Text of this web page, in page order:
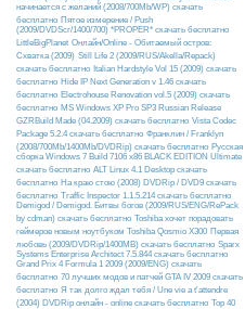
начинается с желаний (2008/700Mb/WP) скачать
бесплатно Пятое измерение / Push
(2009/DVDScr/1400/700) *PROPER* скачать бесплатно
LittleBigPlanet Онлайн/Online - Обитаемый остров:
Схватка (2009) Still Life 2 (2009/RUS/Akella/Repack)
скачать бесплатно Italian Hardstyle Vol 15 (2009) скачать
бесплатно Hide IP Next Generation v 1.46 скачать
бесплатно Electrohouse Renovation vol.5 (2009) скачать
бесплатно MS Windows XP Pro SP3 Russian Release
GZRBuild Made (04.2009) скачать бесплатно Vista Codec
Package 5.2.4 скачать бесплатно Франклин / Franklyn
(2008/700Mb/1400Mb/DVDRip) скачать бесплатно Русcкая
сборка Windows 7 Build 7106 x86 BLACK EDITION Ultimate
скачать бесплатно ALT Linux 4.1 Desktop скачать
бесплатно На краю стою (2008) DVDRip / DVD9 скачать
бесплатно Traffic Inspector 1.1.5.214 скачать бесплатно
Demigod / Demigod. Битвы богов (2009/RUS/ENG/RePack
by cdman) скачать бесплатно Toshiba хочет порадовать
геймеров новым ноутбуком Toshiba Qosmio X300 Первая
любовь (2009/DVDRip/1400MB) скачать бесплатно Sparx
Systems Enterprise Architect 7.5.844 скачать бесплатно
Grand Prix 4 Formula 1 2009 (2009/ENG) скачать
бесплатно 70 лучших модов и патчей GTA IV 2009 скачать
бесплатно Я так долго ждал тебя / Une vie a t'attendre
(2004) DVDRip онлайн - online скачать бесплатно Top 40